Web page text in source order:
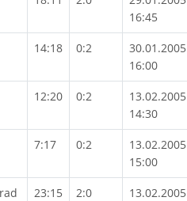
16:45
14:18 0:2
30.01.2005
16:00
12:20 0:2
13.02.2005
14:30
7:17 0:2
13.02.2005
15:00
23:15 2:0 13.02.2005